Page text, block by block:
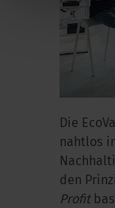
Die
nahtlos
den
Profit